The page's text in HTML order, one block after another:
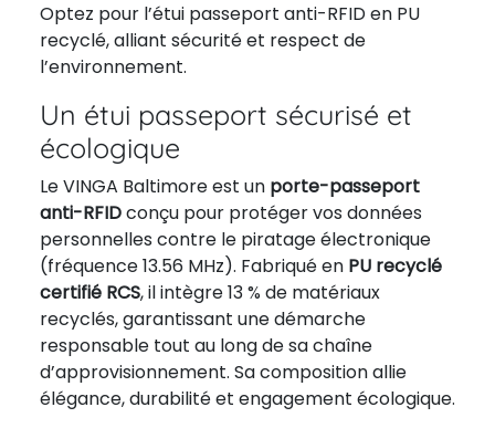
Optez pour l’étui passeport anti-RFID en PU
recyclé, alliant sécurité et respect de
l’environnement.
Un étui passeport sécurisé et
écologique
Le VINGA Baltimore est un porte-passeport
anti-RFIDconçu pour protéger vos données
personnelles contre le piratage électronique
(fréquence 13.56 MHz). Fabriqué en PU recyclé
certifié RCS, il intègre 13 % de matériaux
recyclés, garantissant une démarche
responsable tout au long de sa chaîne
d’approvisionnement. Sa composition allie
élégance, durabilité et engagement écologique.